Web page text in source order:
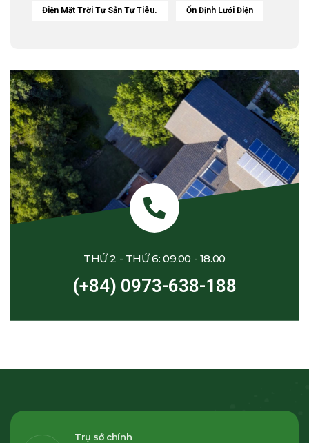
Điện Mặt Trời Tự Sản Tự Tiêu. Ổn Định Lưới Điện
THỨ 2 - THỨ 6: 09.00 - 18.00
(+84) 0973-638-188
Trụ sở chính